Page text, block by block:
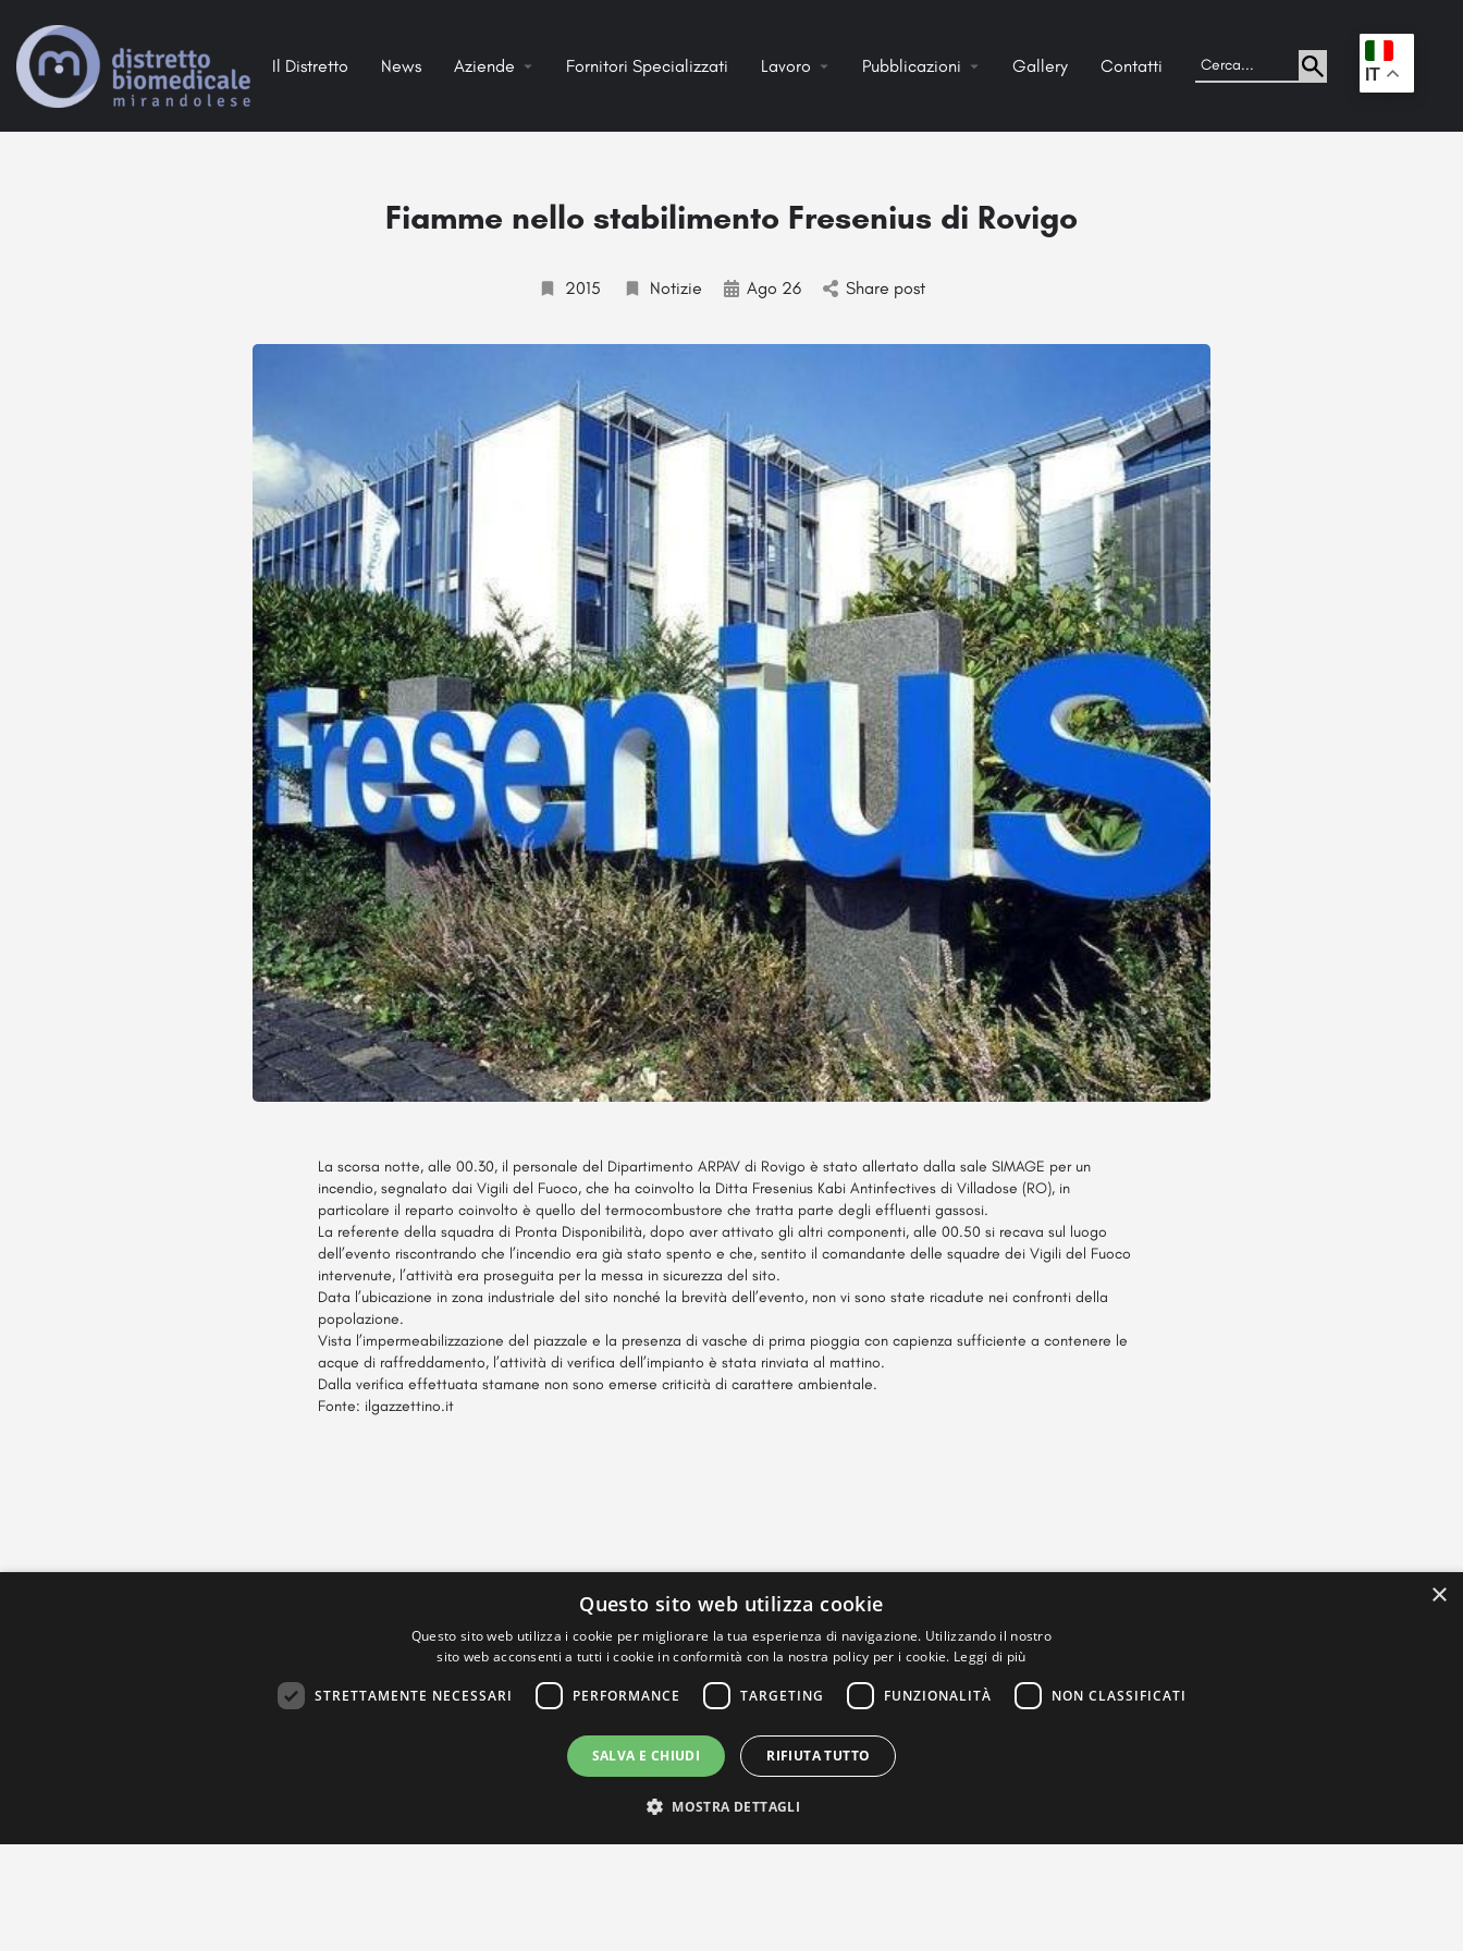
Il Distretto News Aziende Fornitori Specializzati Lavoro Pubblicazioni Gallery Contatti . IT
Fiamme nello stabilimento Fresenius di Rovigo
2015 Notizie Ago 26 Share post
La scorsa notte, alle 00.30, il personale del Dipartimento ARPAV di Rovigo è stato allertato dalla sale SIMAGE per un
incendio, segnalato dai Vigili del Fuoco, che ha coinvolto la Ditta Fresenius Kabi Antinfectives di Villadose (RO), in
particolare il reparto coinvolto è quello del termocombustore che tratta parte degli effluenti gassosi.
La referente della squadra di Pronta Disponibilità, dopo aver attivato gli altri componenti, alle 00.50 si recava sul luogo
dell’evento riscontrando che l’incendio era già stato spento e che, sentito il comandante delle squadre dei Vigili del Fuoco
intervenute, l’attività era proseguita per la messa in sicurezza del sito.
Data l’ubicazione in zona industriale del sito nonché la brevità dell’evento, non vi sono state ricadute nei confronti della
popolazione.
Vista l’impermeabilizzazione del piazzale e la presenza di vasche di prima pioggia con capienza sufficiente a contenere le
acque di raffreddamento, l’attività di verifica dell’impianto è stata rinviata al mattino.
Dalla verifica effettuata stamane non sono emerse criticità di carattere ambientale.
Fonte: ilgazzettino.it
×
Questo sito web utilizza cookie
Questo sito web utilizza i cookie per migliorare la tua esperienza di navigazione. Utilizzando il nostro
sito web acconsenti a tutti i cookie in conformità con la nostra policy per i cookie. Leggi di più
STRETTAMENTE NECESSARI PERFORMANCE TARGETING FUNZIONALITÀ NON CLASSIFICATI
SALVA E CHIUDI RIFIUTA TUTTO
MOSTRA DETTAGLI